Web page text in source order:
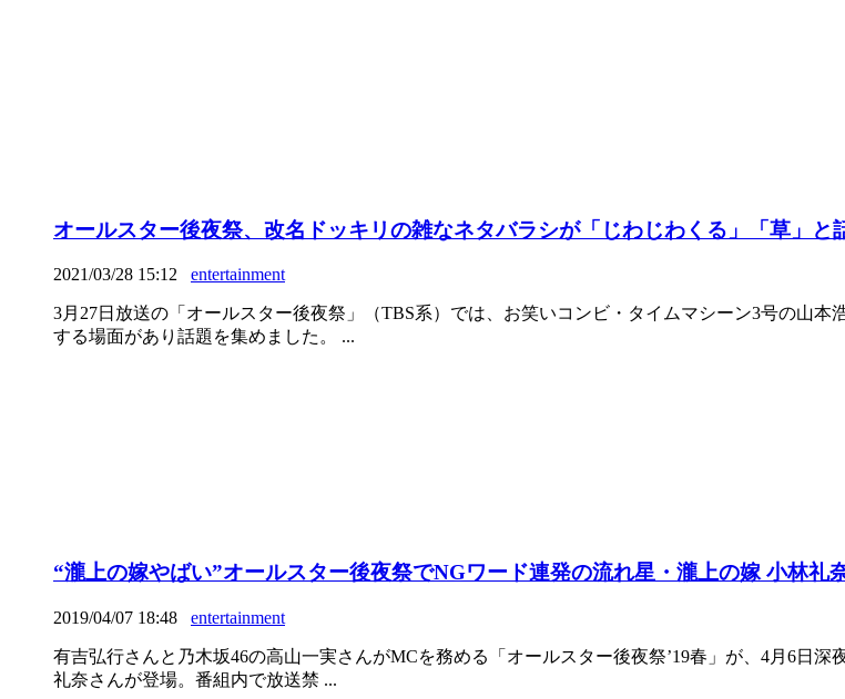
オールスター後夜祭、改名ドッキリの雑なネタバラシが「じわじわくる」「草」と
2021/03/28 15:12 entertainment
3月27日放送の「オールスター後夜祭」（TBS系）では、お笑いコンビ・タイムマシーン3号の山
する場面があり話題を集めました。 ...
“瀧上の嫁やばい”オールスター後夜祭でNGワード連発の流れ星・瀧上の嫁 小林礼
2019/04/07 18:48 entertainment
有吉弘行さんと乃木坂46の高山一実さんがMCを務める「オールスター後夜祭’19春」が、4月6日
礼奈さんが登場。番組内で放送禁 ...